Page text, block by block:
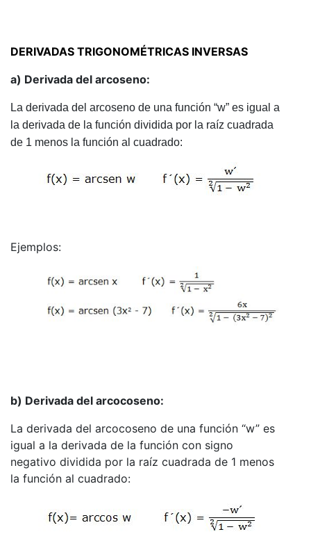
DERIVADAS TRIGONOMÉTRICAS INVERSAS
a) Derivada del arcoseno:
La derivada del arcoseno de una función “w” es igual a
la derivada de la función dividida por la raíz cuadrada
de 1 menos la función al cuadrado:
Ejemplos:
b) Derivada del arcocoseno:
La derivada del arcocoseno de una función “w” es
igual a la derivada de la función con signo
negativo dividida por la raíz cuadrada de 1 menos
la función al cuadrado: